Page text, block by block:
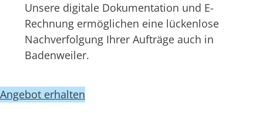
Unsere digitale Dokumentation und E-
Rechnung ermöglichen eine lückenlose
Nachverfolgung Ihrer Aufträge auch in
Badenweiler.
Angebot erhalten